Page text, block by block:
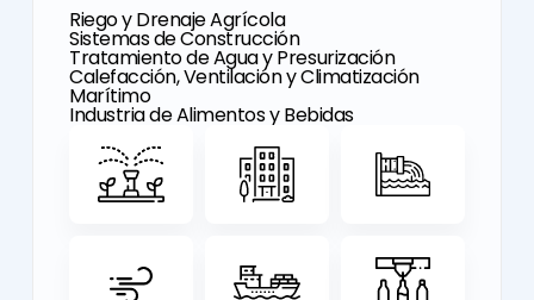
Riego y Drenaje Agrícola
Sistemas de Construcción
Tratamiento de Agua y Presurización
Calefacción, Ventilación y Climatización
Marítimo
Industria de Alimentos y Bebidas